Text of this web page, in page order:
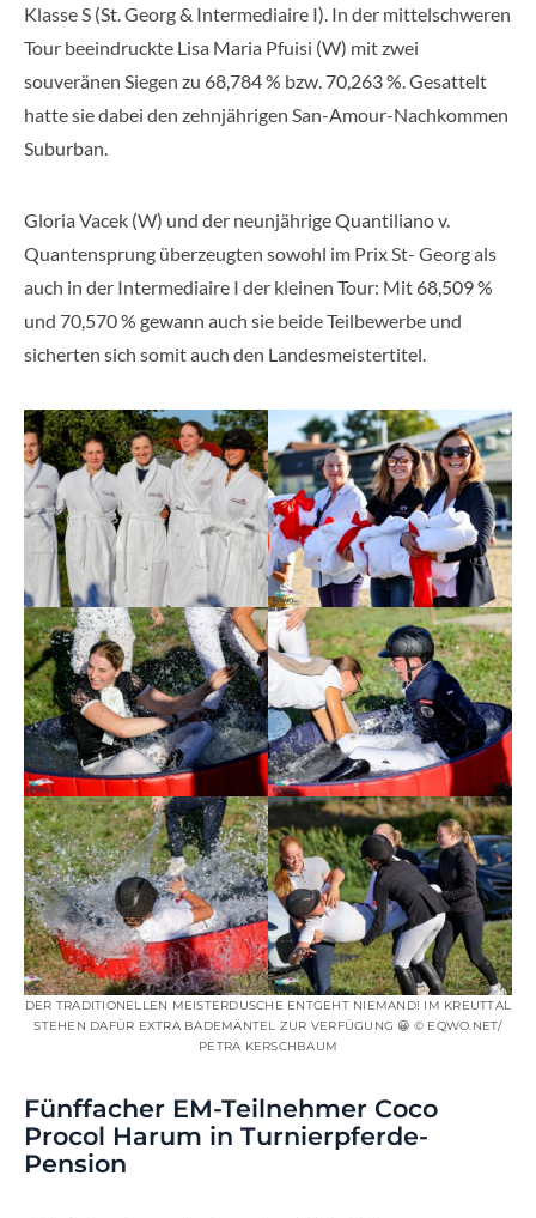
Klasse S (St. Georg & Intermediaire I). In der mittelschweren
Tour beeindruckte Lisa Maria Pfuisi (W) mit zwei
souveränen Siegen zu 68,784 % bzw. 70,263 %. Gesattelt
hatte sie dabei den zehnjährigen San-Amour-Nachkommen
Suburban.
Gloria Vacek (W) und der neunjährige Quantiliano v.
Quantensprung überzeugten sowohl im Prix St- Georg als
auch in der Intermediaire I der kleinen Tour: Mit 68,509 %
und 70,570 % gewann auch sie beide Teilbewerbe und
sicherten sich somit auch den Landesmeistertitel.
DER TRADITIONELLEN MEISTERDUSCHE ENTGEHT NIEMAND! IM KREUTTAL
STEHEN DAFÜR EXTRA BADEMÄNTEL ZUR VERFÜGUNG 😀 © EQWO.NET/
PETRA KERSCHBAUM
Fünffacher EM-Teilnehmer Coco
Procol Harum in Turnierpferde-
Pension